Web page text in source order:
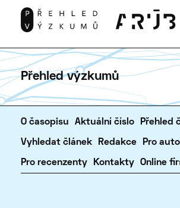
Přehled výzkumů
O časopisu Aktuální číslo Přehled
Vyhledat článek Redakce Pro
Pro recenzenty Kontakty Online